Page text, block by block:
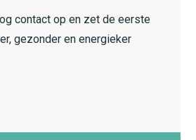
contact op en zet de eerste
gezonder en energieker